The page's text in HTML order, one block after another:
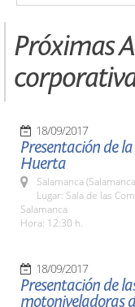
Próximas
18/09/2017
Presentación de
Huerta
Salamanca
Lugar: Sala de las
Salamanca
Hora: 12:30 h.
18/09/2017
Presentación de
motoniveladoras